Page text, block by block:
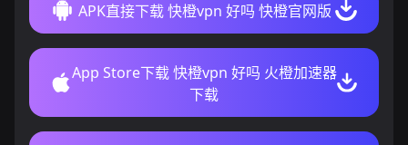
APK直接下载 快橙vpn 好吗 快橙官网版
App Store下载 快橙vpn 好吗 火橙加速器
下载